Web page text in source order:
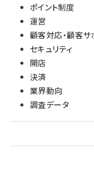
ポイント制度
運営
顧客対応・顧客サ
セキュリティ
開店
決済
業界動向
調査データ